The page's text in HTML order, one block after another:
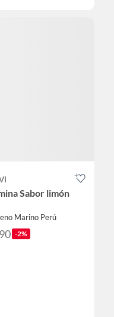
Sabor limón
Marino Perú
-2%